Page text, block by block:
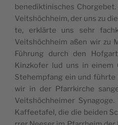
bene­dik­ti­nis­ches
Veitshöchheim, der uns zu
te, erklär­te uns sehr
Veitshöchheim aßen wir zu
Füh­rung durch den
Kinz­ko­fer lud uns in einem
Stehemp­fang ein und führ­te
wir in der Pfarrkir­che
Veitshöchhei­mer
Kaf­fee­ta­fel, die die bei­den